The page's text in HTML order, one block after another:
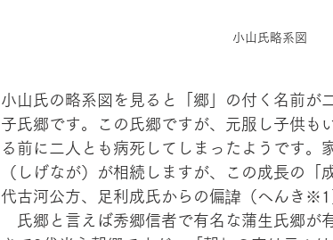
小山氏略系図
小山氏の略系図を見ると「郷」の付く名前が
子氏郷です。この氏郷ですが、元服し子供も
る前に二人とも病死してしまったようです。
（しげなが）が相続しますが、この成長の「
代古河公方、足利成氏からの偏諱（へんき※1
氏郷と言えば秀郷信者で有名な蒲生氏郷が